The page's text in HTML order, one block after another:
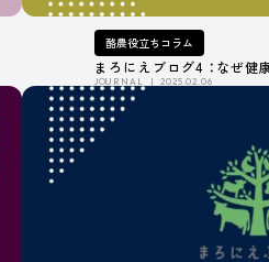
なっていく―そのための酪農専門
酪農役立ちコラム
まろにえブログ4 ：なぜ健
JOURNAL 2025.02.06